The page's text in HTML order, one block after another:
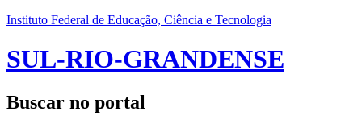
Instituto Federal de Educação, Ciência e Tecnologia
SUL-RIO-GRANDENSE
Buscar no portal